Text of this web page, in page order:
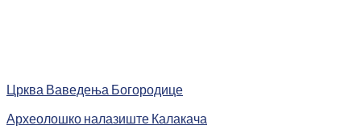
Црква Ваведења Богородице
Археолошко налазиште Калакача